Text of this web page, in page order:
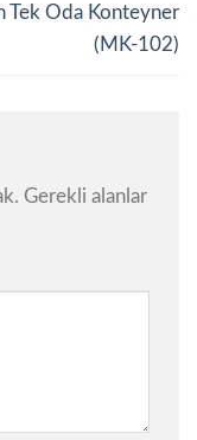
Tek Oda Konteyner
(MK-102)
Gerekli alanlar